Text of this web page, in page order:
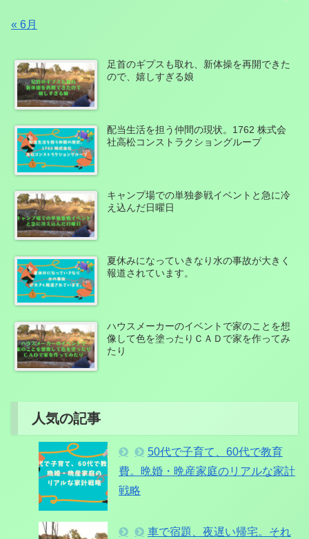
« 6月
足首のギプスも取れ、新体操を再開できた
ので、嬉しすぎる娘
配当生活を担う仲間の現状。1762 株式会
社高松コンストラクショングループ
キャンプ場での単独参戦イベントと急に冷
え込んだ日曜日
夏休みになっていきなり水の事故が大きく
報道されています。
ハウスメーカーのイベントで家のことを想
像して色を塗ったりＣＡＤで家を作ってみ
たり
人気の記事
50代で子育て、60代で教育
費。晩婚・晩産家庭のリアルな家計
戦略
車で宿題、夜遅い帰宅。それ